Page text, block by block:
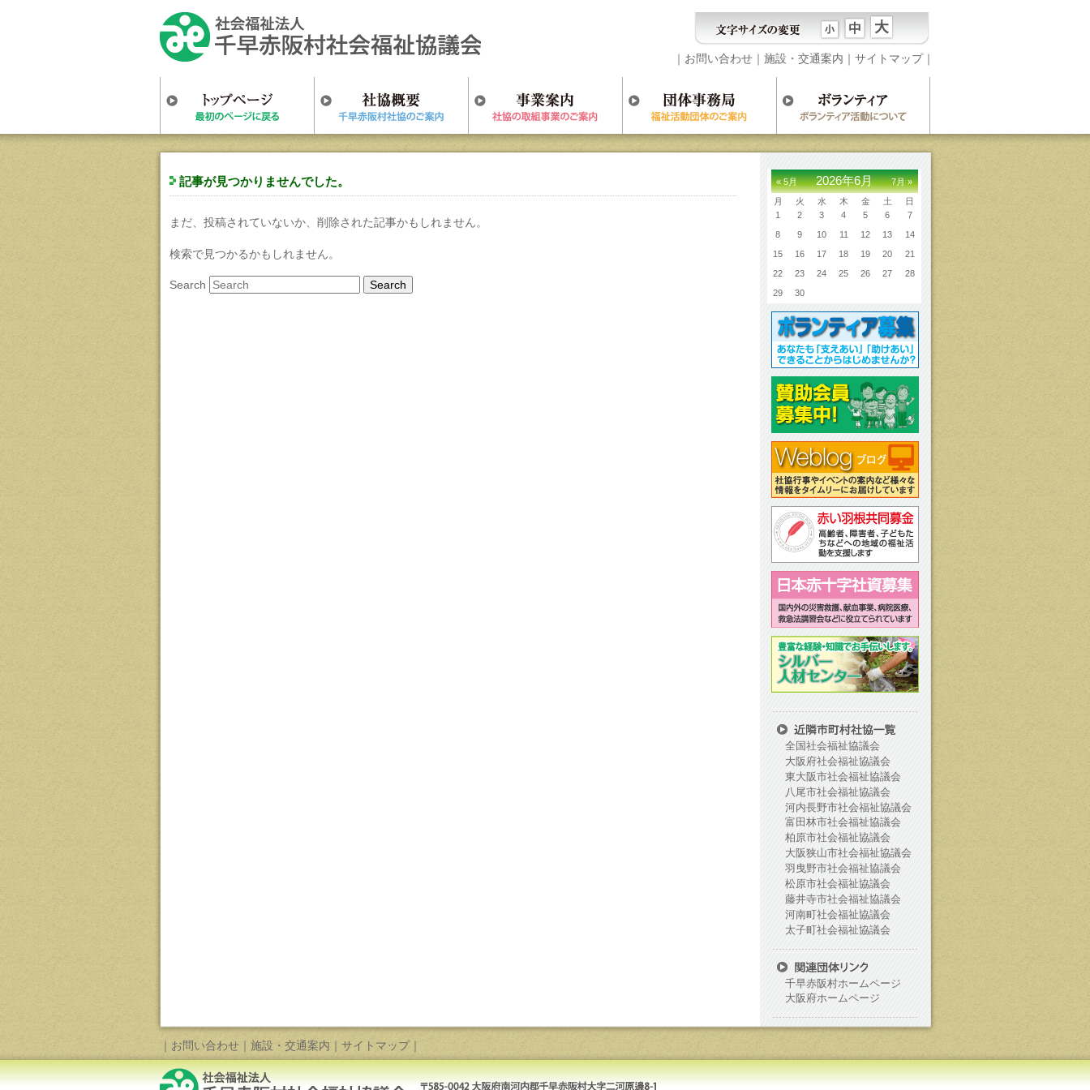
｜ お問い合わせ ｜ 施設・交通案内 ｜ サイトマップ｜
記事が見つかりませんでした。
まだ、投稿されていないか、削除された記事かもしれません。
検索で見つかるかもしれません。
Search
« 5月 7月 »
2026年6月
月 火 水 木 金 土
日
1
2 3 4 5 6
7
8
9 10 11 12 13
14
15
16 17 18 19 20
21
22
23 24 25 26 27
28
29
30
全国社会福祉協議会
大阪府社会福祉協議会
東大阪市社会福祉協議会
八尾市社会福祉協議会
河内長野市社会福祉協議会
富田林市社会福祉協議会
柏原市社会福祉協議会
大阪狭山市社会福祉協議会
羽曳野市社会福祉協議会
松原市社会福祉協議会
藤井寺市社会福祉協議会
河南町社会福祉協議会
太子町社会福祉協議会
千早赤阪村ホームページ
大阪府ホームページ
｜ お問い合わせ 施設・交通案内 ｜ サイトマップ｜